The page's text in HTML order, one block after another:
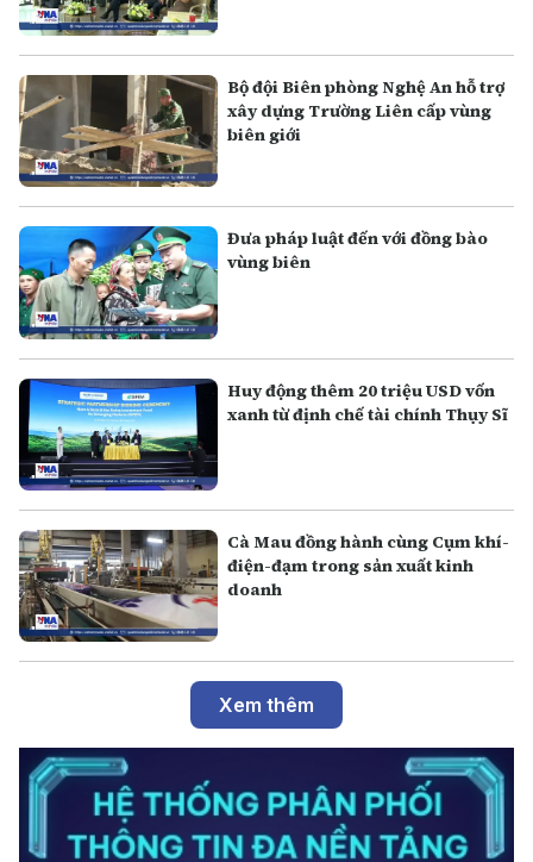
Bộ đội Biên phòng Nghệ An hỗ trợ
xây dựng Trường Liên cấp vùng
biên giới
Đưa pháp luật đến với đồng bào
vùng biên
Huy động thêm 20 triệu USD vốn
xanh từ định chế tài chính Thụy Sĩ
Cà Mau đồng hành cùng Cụm khí-
điện-đạm trong sản xuất kinh
doanh
Xem thêm